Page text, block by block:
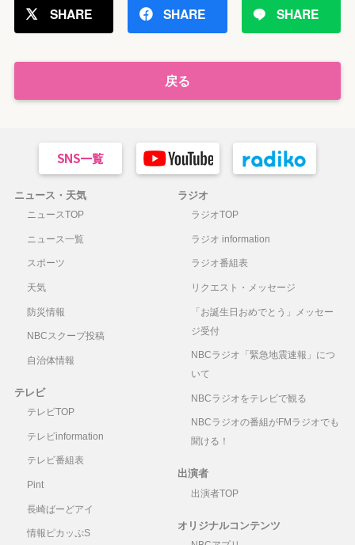
SHARE SHARE SHARE
戻る
ニュース・天気
ニュースTOP
ニュース一覧
スポーツ
天気
防災情報
NBCスクープ投稿
自治体情報
テレビ
テレビTOP
テレビinformation
テレビ番組表
Pint
長崎ばーどアイ
情報ピカッぷS
ラジオ
ラジオTOP
ラジオ information
ラジオ番組表
リクエスト・メッセージ
「お誕生日おめでとう」メッセー
ジ受付
NBCラジオ「緊急地震速報」につ
いて
NBCラジオをテレビで観る
NBCラジオの番組がFMラジオでも
聞ける！
出演者
出演者TOP
オリジナルコンテンツ